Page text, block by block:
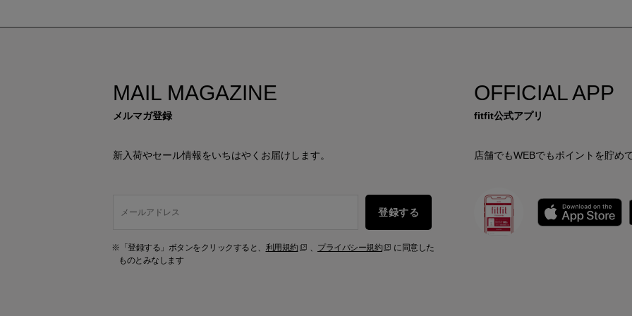
MAIL MAGAZINE
メルマガ登録
新入荷やセール情報をいちはやくお届けします。
登録する
※「登録する」ボタンをクリックすると、 利用規約 、 プライバシー規約
に同意した
ものとみなします
OFFICIAL APP
fitfit公式アプリ
店舗でもWEBでもポイントを貯め